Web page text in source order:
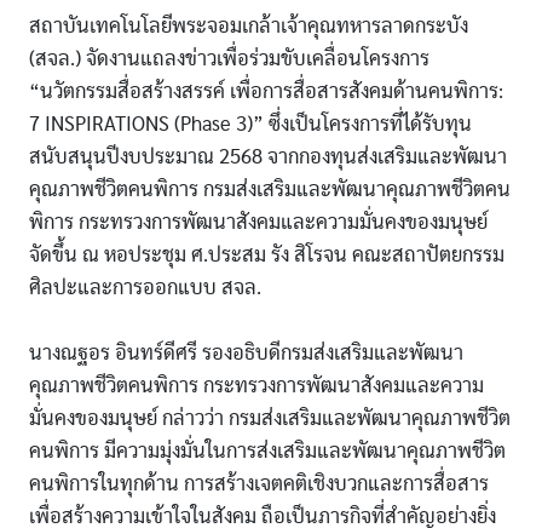
สถาบันเทคโนโลยีพระจอมเกล้าเจ้าคุณทหารลาดกระบัง
(สจล.) จัดงานแถลงข่าวเพื่อร่วมขับเคลื่อนโครงการ
“นวัตกรรมสื่อสร้างสรรค์ เพื่อการสื่อสารสังคมด้านคนพิการ:
7 INSPIRATIONS (Phase 3)” ซึ่งเป็นโครงการที่ได้รับทุน
สนับสนุนปีงบประมาณ 2568 จากกองทุนส่งเสริมและพัฒนา
คุณภาพชีวิตคนพิการ กรมส่งเสริมและพัฒนาคุณภาพชีวิตคน
พิการ กระทรวงการพัฒนาสังคมและความมั่นคงของมนุษย์
จัดขึ้น ณ หอประชุม ศ.ประสม รัง สิโรจน คณะสถาปัตยกรรม
ศิลปะและการออกแบบ สจล.
นางณฐอร อินทร์ดีศรี รองอธิบดีกรมส่งเสริมและพัฒนา
คุณภาพชีวิตคนพิการ กระทรวงการพัฒนาสังคมและความ
มั่นคงของมนุษย์ กล่าวว่า กรมส่งเสริมและพัฒนาคุณภาพชีวิต
คนพิการ มีความมุ่งมั่นในการส่งเสริมและพัฒนาคุณภาพชีวิต
คนพิการในทุกด้าน การสร้างเจตคติเชิงบวกและการสื่อสาร
เพื่อสร้างความเข้าใจในสังคม ถือเป็นภารกิจที่สำคัญอย่างยิ่ง